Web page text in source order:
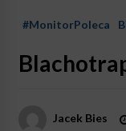
#MonitorPoleca
Jacek Bies